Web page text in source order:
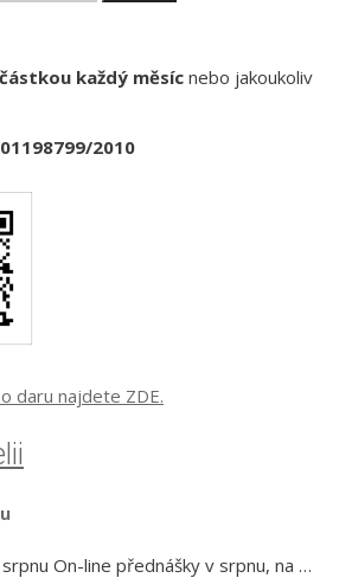
každý měsícnebo jakoukoliv
2010
daru najdete ZDE.
On-line přednášky v srpnu, na …